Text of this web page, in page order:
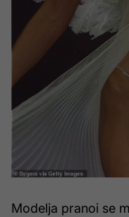
Modelja pranoi se